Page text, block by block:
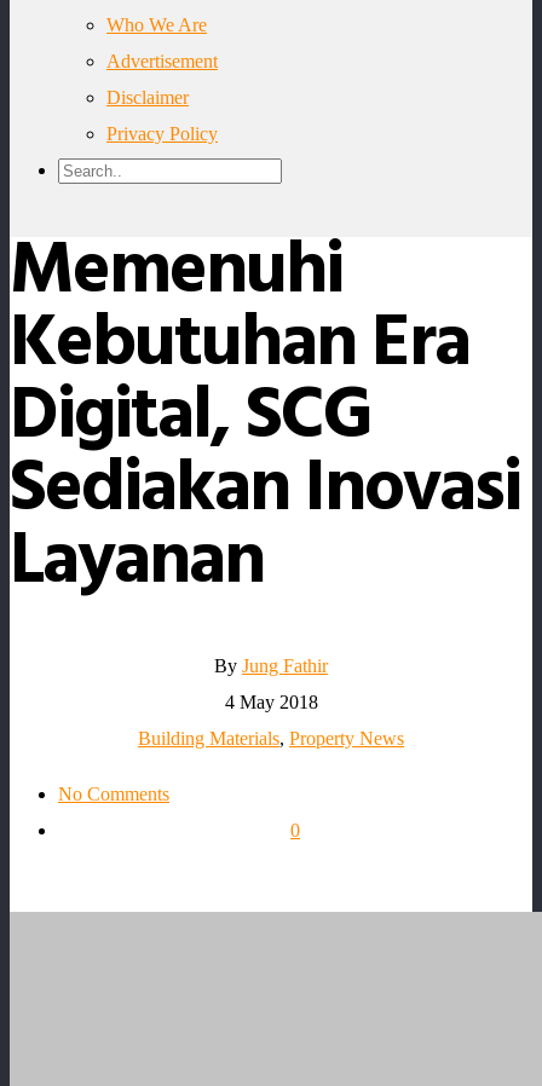
Who We Are
Advertisement
Disclaimer
Privacy Policy
Memenuhi
Kebutuhan Era
Digital, SCG
Sediakan Inovasi
Layanan
By Jung Fathir
4 May 2018
Building Materials, Property News
No Comments
0